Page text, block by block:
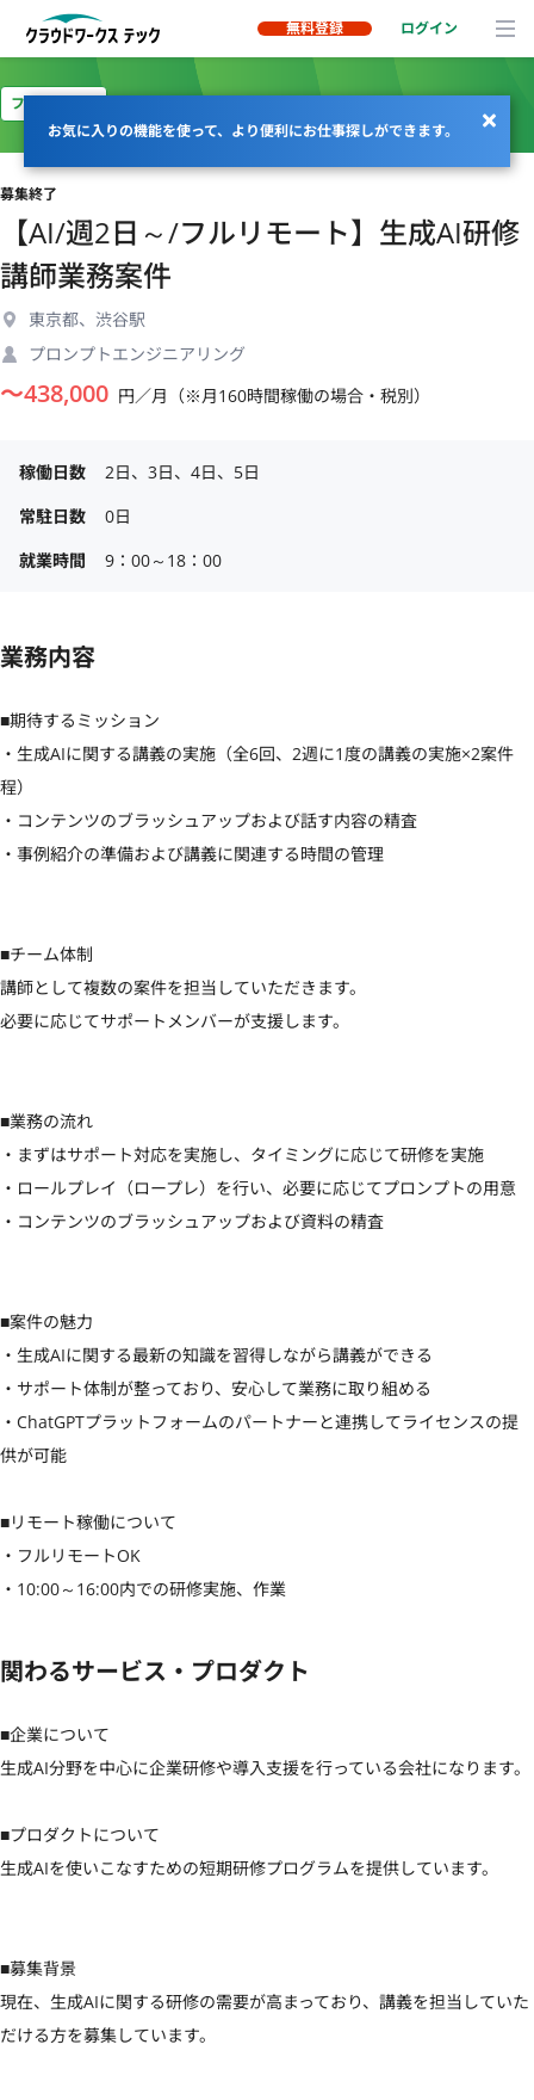
無料登録 ログイン
お気に入りの機能を使って、より便利にお仕事探しができます。
フルリモート
募集終了
【AI/週2日～/フルリモート】生成AI研修
講師業務案件
東京都、渋谷駅
プロンプトエンジニアリング
〜438,000 円／月（※月160時間稼働の場合・税別）
稼働日数
2日、3日、4日、5日
常駐日数
0日
就業時間
9：00～18：00
業務内容
■期待するミッション
・生成AIに関する講義の実施（全6回、2週に1度の講義の実施×2案件
程）
・コンテンツのブラッシュアップおよび話す内容の精査
・事例紹介の準備および講義に関連する時間の管理
■チーム体制
講師として複数の案件を担当していただきます。
必要に応じてサポートメンバーが支援します。
■業務の流れ
・まずはサポート対応を実施し、タイミングに応じて研修を実施
・ロールプレイ（ロープレ）を行い、必要に応じてプロンプトの用意
・コンテンツのブラッシュアップおよび資料の精査
■案件の魅力
・生成AIに関する最新の知識を習得しながら講義ができる
・サポート体制が整っており、安心して業務に取り組める
・ChatGPTプラットフォームのパートナーと連携してライセンスの提
供が可能
■リモート稼働について
・フルリモートOK
・10:00～16:00内での研修実施、作業
関わるサービス・プロダクト
■企業について
生成AI分野を中心に企業研修や導入支援を行っている会社になります。
■プロダクトについて
生成AIを使いこなすための短期研修プログラムを提供しています。
■募集背景
現在、生成AIに関する研修の需要が高まっており、講義を担当していた
だける方を募集しています。